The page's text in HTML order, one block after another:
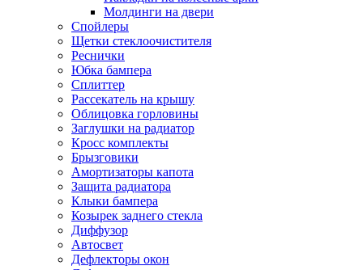
Молдинги на двери
Спойлеры
Щетки стеклоочистителя
Реснички
Юбка бампера
Сплиттер
Рассекатель на крышу
Облицовка горловины
Заглушки на радиатор
Кросс комплекты
Брызговики
Амортизаторы капота
Защита радиатора
Клыки бампера
Козырек заднего стекла
Диффузор
Автосвет
Дефлекторы окон